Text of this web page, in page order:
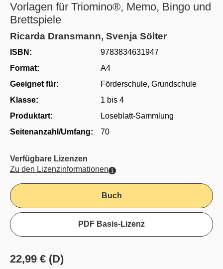
Vorlagen für Triomino®, Memo, Bingo und
Brettspiele
Ricarda Dransmann, Svenja Sölter
ISBN:
9783834631947
Format:
A4
Geeignet für:
Förderschule, Grundschule
Klasse:
1 bis 4
Produktart:
Loseblatt-Sammlung
Seitenanzahl/Umfang:
70
Verfügbare Lizenzen
Zu den Lizenzinformationen
Buch
PDF Basis-Lizenz
22,99 € (D)